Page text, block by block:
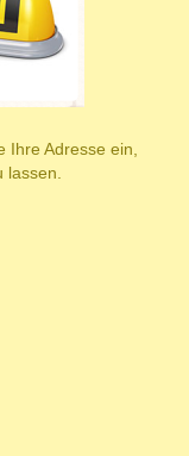
Ihre Adresse ein,